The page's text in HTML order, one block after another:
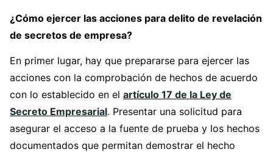
¿Cómo ejercer las acciones para delito de revelación
de secretos de empresa?
En primer lugar, hay que prepararse para ejercer las
acciones con la comprobación de hechos de acuerdo
con lo establecido en el artículo 17 de la Ley de
Secreto Empresarial. Presentar una solicitud para
asegurar el acceso a la fuente de prueba y los hechos
documentados que permitan demostrar el hecho